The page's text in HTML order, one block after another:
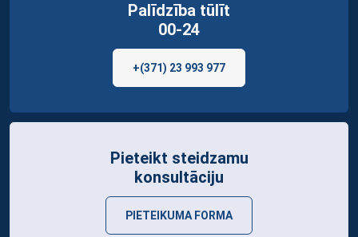
Palīdzība tūlīt
00-24
+(371) 23 993 977
Pieteikt steidzamu
konsultāciju
PIETEIKUMA FORMA